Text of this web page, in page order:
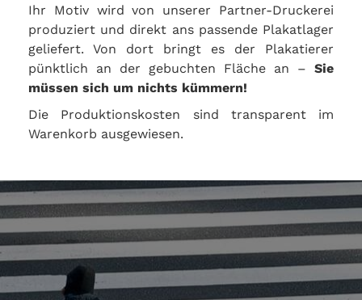
Ihr Motiv wird von unserer Partner-Druckerei
produziert und direkt ans passende Plakatlager
geliefert. Von dort bringt es der Plakatierer
pünktlich an der gebuchten Fläche an – Sie
müssen sich um nichts kümmern!
Die Produktionskosten sind transparent im
Warenkorb ausgewiesen.